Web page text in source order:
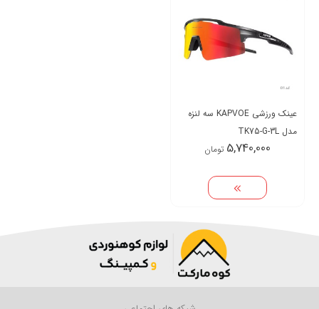
عینک ورزشی KAPVOE سه لنزه
مدل TK75-G-3L
5,740,000 تومان